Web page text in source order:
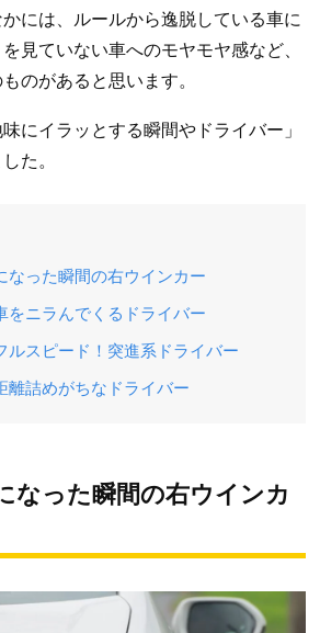
には、ルールから逸脱している車に
見ていない車へのモヤモヤ感など、
のがあると思います。
にイラッとする瞬間やドライバー」
た。
なった瞬間の右ウインカー
をニラんでくるドライバー
ルスピード！突進系ドライバー
離詰めがちなドライバー
なった瞬間の右ウインカ